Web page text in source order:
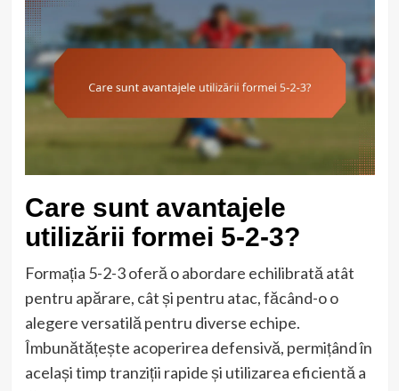
Care sunt avantajele
utilizării formei 5-2-3?
Formația 5-2-3 oferă o abordare echilibrată atât
pentru apărare, cât și pentru atac, făcând-o o
alegere versatilă pentru diverse echipe.
Îmbunătățește acoperirea defensivă, permițând în
același timp tranziții rapide și utilizarea eficientă a